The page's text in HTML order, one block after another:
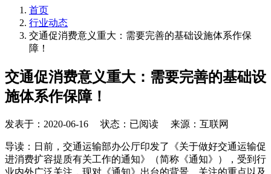
首页
行业动态
交通促消费意义重大：需要完善的基础设施体系作保
障！
交通促消费意义重大：需要完善的基础设
施体系作保障！
发表于： 2020-06-16 状态：已阅读 来源：互联网
导读：日前，交通运输部办公厅印发了《关于做好交通运输促
进消费扩容提质有关工作的通知》（简称《通知》），受到行
业内外广泛关注，现对《通知》出台的背景、关注的重点以及